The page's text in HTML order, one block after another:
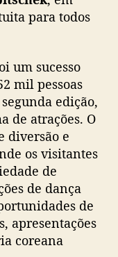
v
r
e
t
o
r
n
a
a
B
a
s
í
para todos
um sucesso
mil pessoas
edição,
de atrações. O
diversão e
os visitantes
de
de dança
de
apresentações
coreana